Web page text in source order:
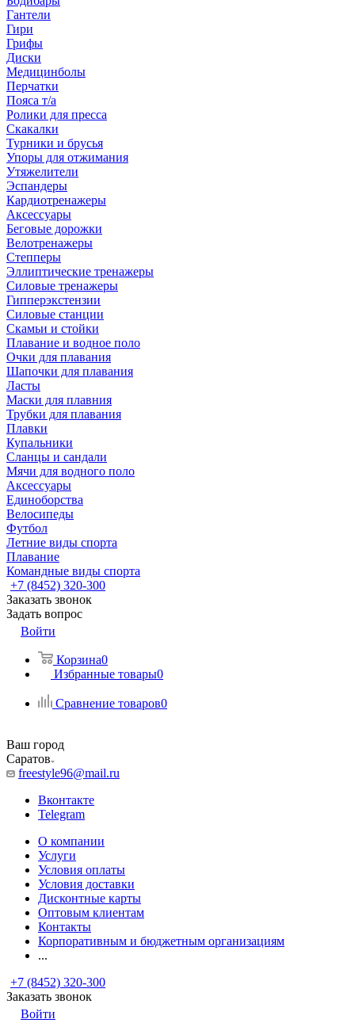
Гантели
Гири
Грифы
Диски
Медицинболы
Перчатки
Пояса т/а
Ролики для пресса
Скакалки
Турники и брусья
Упоры для отжимания
Утяжелители
Эспандеры
Кардиотренажеры
Аксессуары
Беговые дорожки
Велотренажеры
Степперы
Эллиптические тренажеры
Силовые тренажеры
Гипперэкстензии
Силовые станции
Скамьи и стойки
Плавание и водное поло
Очки для плавания
Шапочки для плавания
Ласты
Маски для плавния
Трубки для плавания
Плавки
Купальники
Сланцы и сандали
Мячи для водного поло
Аксессуары
Единоборства
Велосипеды
Футбол
Летние виды спорта
Плавание
Командные виды спорта
+7 (8452) 320-300
Заказать звонок
Задать вопрос
Войти
Корзина0
Избранные товары0
Сравнение товаров0
Ваш город
Саратов
freestyle96@mail.ru
Вконтакте
Telegram
О компании
Услуги
Условия оплаты
Условия доставки
Дисконтные карты
Оптовым клиентам
Контакты
Корпоративным и бюджетным организациям
...
+7 (8452) 320-300
Заказать звонок
Войти